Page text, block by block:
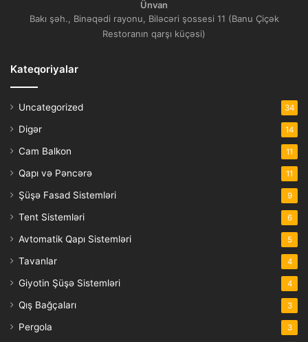
Ünvan
Bakı şəh., Binəqədi rayonu, Biləcəri şossesi 11 (Banu Çiçək
Restoranın qarşı küçəsi)
Kateqoriyalar
Uncategorized 34
Digər 14
Cam Balkon 11
Qapı və Pəncərə 11
Şüşə Fasad Sistemləri 9
Tent Sistemləri 6
Avtomatik Qapı Sistemləri 5
Tavanlar 4
Giyotin Şüşə Sistemləri 4
Qış Bağçaları 3
Pergola 3